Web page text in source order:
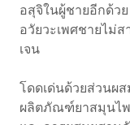
อสุจิในผู้ชายอีกด้ว
อวัยวะเพศชายไม่
เจน
โดดเด่นด้วยส่วนผ
ผลิตภัณฑ์ยาสมุนไ